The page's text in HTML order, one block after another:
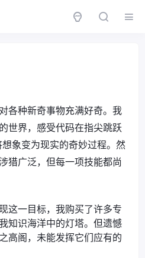
各种新奇事物充满好奇。我
世界，感受代码在指尖跳跃
象变为现实的奇妙过程。然
猎广泛，但每一项技能都尚
这一目标，我购买了许多专
知识海洋中的灯塔。但遗憾
高阁，未能发挥它们应有的